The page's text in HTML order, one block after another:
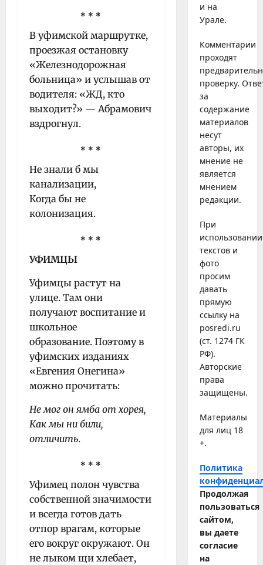
* * *
В уфимской маршрутке,
проезжая остановку
«Железнодорожная
больница» и услышав от
водителя: «ЖД, кто
выходит?» — Абрамович
вздрогнул.
* * *
Не знали б мы
канализации,
Когда бы не
колонизация.
* * *
УФИМЦЫ
Уфимцы растут на
улице. Там они
получают воспитание и
школьное
образование. Поэтому в
уфимских изданиях
«Евгения Онегина»
можно прочитать:
Не мог он ямба от хорея,
Как мы ни били,
отличить.
* * *
Уфимец полон чувства
собственной значимости
и всегда готов дать
отпор врагам, которые
его вокруг окружают. Он
не лыком щи хлебает,
и на
Урале.
Комментарии
проходят
проверку.
за
содержание
материалов
несут
авторы, их
мнение не
является
мнением
редакции.
При
использовании
текстов и
фото
просим
давать
прямую
ссылку на
posredi.ru
(ст. 1274 ГК
РФ).
Авторские
права
защищены.
Материалы
для лиц 18
+.
Политика
Продолжая
пользоваться
сайтом,
вы даете
согласие
на